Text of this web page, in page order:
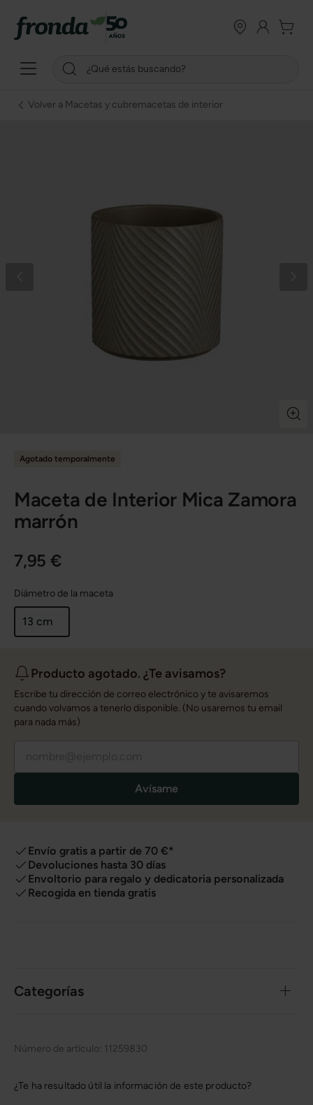
Volver a Macetas y cubremacetas de interior
Agotado temporalmente
Maceta de Interior Mica Zamora
marrón
7,95 €
Diámetro de la maceta
13 cm
Producto agotado. ¿Te avisamos?
Escribe tu dirección de correo electrónico y te avisaremos
cuando volvamos a tenerlo disponible. (No usaremos tu email
para nada más)
Avísame
Envío gratis a partir de 70 €*
Devoluciones hasta 30 días
Envoltorio para regalo y dedicatoria personalizada
Recogida en tienda gratis
Categorías
Número de artículo: 11259830
¿Te ha resultado útil la información de este producto?